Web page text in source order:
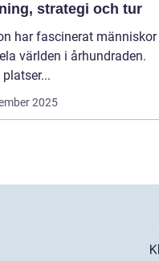
strategi och tur
har fascinerat människor
världen i århundraden.
2025